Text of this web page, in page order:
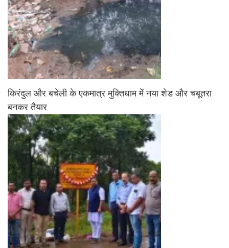
किरंदुल और बचेली के एकमात्र मुक्तिधाम में नया शेड और चबूतरा
बनकर तैयार